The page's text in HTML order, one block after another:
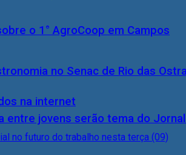
o 1° AgroCoop em Campos
na internet
no Senac de Rio das
entre jovens serão tema do